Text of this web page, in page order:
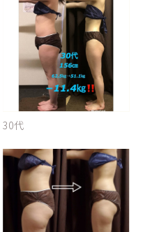
30代